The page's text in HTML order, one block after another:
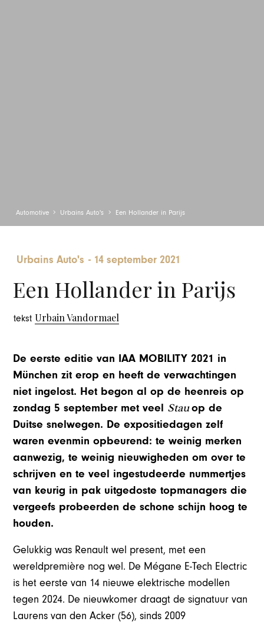
Automotive Urbains Auto's Een Hollander in Parijs
Urbains Auto's - 14 september 2021
Een Hollander in Parijs
tekstUrbain Vandormael
De eerste editie van IAA MOBILITY 2021 in
München zit erop en heeft de verwachtingen
niet ingelost. Het begon al op de heenreis op
zondag 5 september met veel Stauop de
Duitse snelwegen. De expositiedagen zelf
waren evenmin opbeurend: te weinig merken
aanwezig, te weinig nieuwigheden om over te
schrijven en te veel ingestudeerde nummertjes
van keurig in pak uitgedoste topmanagers die
vergeefs probeerden de schone schijn hoog te
houden.
Gelukkig was Renault wel present, met een
wereldpremière nog wel. De Mégane E-Tech Electric
is het eerste van 14 nieuwe elektrische modellen
tegen 2024. De nieuwkomer draagt de signatuur van
Laurens van den Acker (56), sinds 2009